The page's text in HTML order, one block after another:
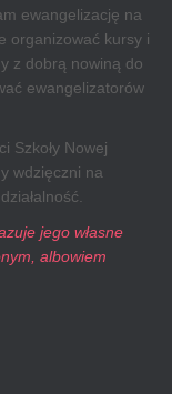
ewangelizację na
organizować kursy i
z dobrą nowiną do
ewangelizatorów
Szkoły Nowej
wdzięczni na
jego własne
albowiem